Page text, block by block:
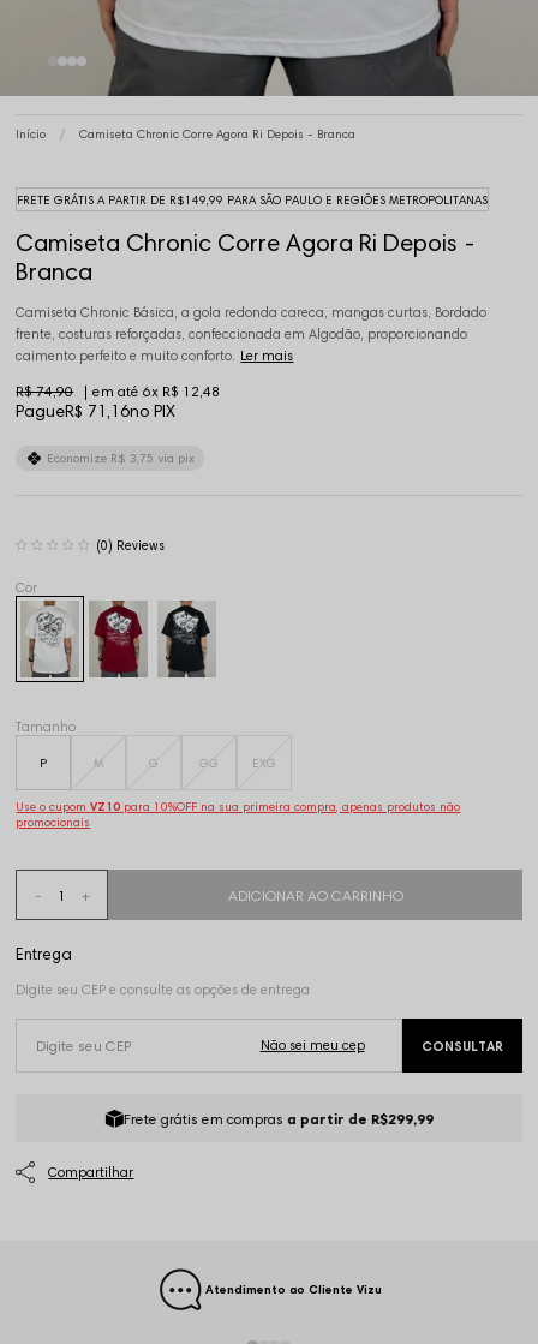
Início Camiseta Chronic Corre Agora Ri Depois - Branca
FRETE GRÁTIS A PARTIR DE R$149,99 PARA SÃO PAULO E REGIÕES METROPOLITANAS
Camiseta Chronic Corre Agora Ri Depois -
Branca
Camiseta Chronic Básica, a gola redonda careca, mangas curtas, Bordado
frente, costuras reforçadas, confeccionada em Algodão, proporcionando
caimento perfeito e muito conforto. Ler mais
PagueR$ 71,16no PIX
R$ 74,90 6x R$ 12,48
Economize R$ 3,75 via pix
(0)
Tamanho
P M G GG EXG
Use o cupomVZ10 para 10%OFF na sua primeira compra, apenas produtos não
promocionais
Frete grátis em compras a partir de R$299,99
Atendimento ao Cliente Vizu